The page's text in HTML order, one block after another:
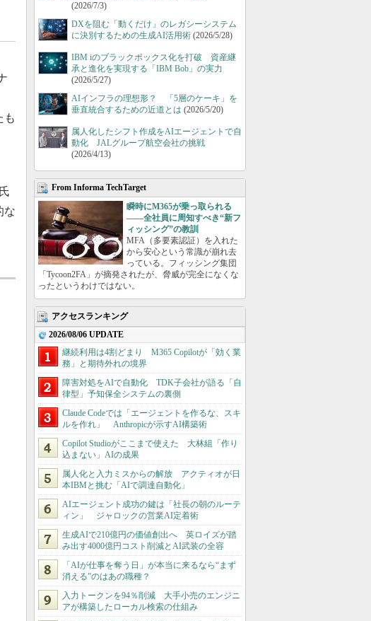
も
な
(2026/7/3)
DXを阻む「動くだけ」のレガシーシステム
に決別するための生成AI活用術 (2026/5/28)
IBM iのブラックボックス化を打破 資産継
承と進化を実現する「IBM Bob」の実力
(2026/5/27)
AIインフラの理想形？ 「5層のケーキ」を
垂直統合するための近道とは (2026/5/20)
属人化したシフト作成をAIエージェントで自
動化 JALグループ航空会社の挑戦
(2026/4/13)
From Informa TechTarget
瞬時にM365が乗っ取られる
――全社員に周知すべき“新フ
ィッシング”の教訓
MFA（多要素認証）を入れた
から安心という常識が崩れ去
っている。フィッシング集団
「Tycoon2FA」が摘発されたが、脅威が完全になくな
ったというわけではない。
アクセスランキング
2026/08/06 UPDATE
継続利用は4割どまり M365 Copilotが「効く業
務」と期待外れの境界
障害対処をAIで自動化 TDK子会社が語る「自
律型」予知保全システムの裏側
Claude Codeでは「エージェントを作るな、スキ
ルを作れ」 Anthropicが示すAI構築術
Copilot Studioがここまで使えた 大林組「作り
込まない」AIの成果
属人化と入力ミスからの解放 アクティオが日
本IBMと挑む「AIで調達自動化」
AIエージェント成功の鍵は「社長の朝のルーテ
ィン」 ジャロックの営業AI定着術
生成AIで210億円の価値創出へ 英ロイズが踏
み出す4000億円コスト削減とAI武装の全容
「AIが仕事を奪う日」が本当に来るなら“まず
消える”のはあの職種？
入力トークンを94％削減 大手小売のエンジニ
アが構築したローカル検索の仕組み